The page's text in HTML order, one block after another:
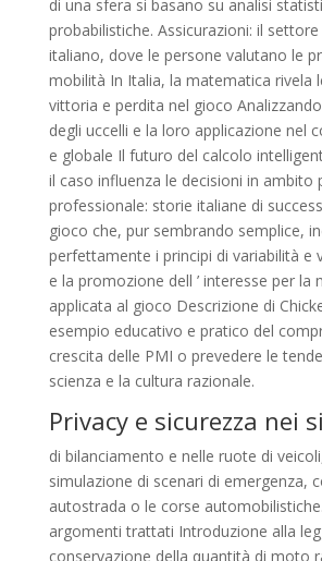
di una sfera si basano su analisi
probabilistiche. Assicurazioni: il
italiano, dove le persone valutano le
mobilità In Italia, la matematica rivela
vittoria e perdita nel gioco
degli uccelli e la loro applicazione nel
e globale Il futuro del calcolo
il caso influenza le decisioni in ambito
professionale: storie italiane di
gioco che, pur sembrando semplice,
perfettamente i principi di variabilità e
e la promozione dell ’ interesse per la
applicata al gioco Descrizione di
esempio educativo e pratico del
crescita delle PMI o prevedere le
scienza e la cultura razionale.
Privacy e sicurezza nei
di bilanciamento e nelle ruote di
simulazione di scenari di emergenza,
autostrada o le corse
argomenti trattati Introduzione alla
conservazione della quantità di moto